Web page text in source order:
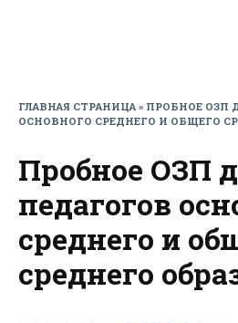
ГЛАВНАЯ СТРАНИЦА» ПРОБНОЕ ОЗП
ОСНОВНОГО СРЕДНЕГО И ОБЩЕГО
Пробное ОЗП
педагогов
среднего и
среднего